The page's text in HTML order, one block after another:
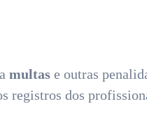
multas e outras
registros dos